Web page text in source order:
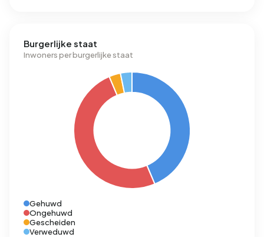
Burgerlijke staat
Inwoners per burgerlijke staat
Gehuwd
Ongehuwd
Gescheiden
Verweduwd